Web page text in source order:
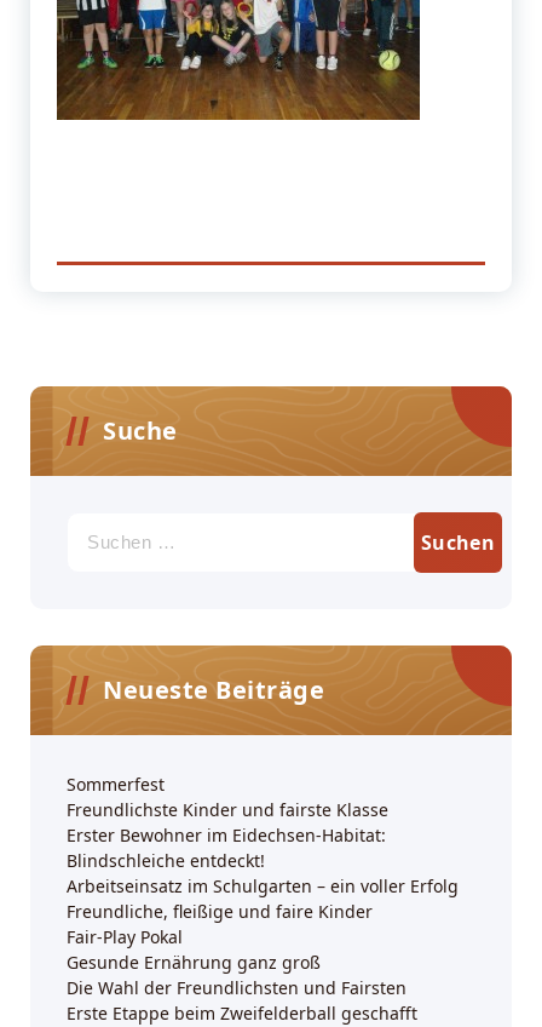
Suche
nach:
Neueste Beiträge
Sommerfest
Freundlichste Kinder und fairste Klasse
Erster Bewohner im Eidechsen-Habitat:
Blindschleiche entdeckt!
Arbeitseinsatz im Schulgarten – ein voller Erfolg
Freundliche, fleißige und faire Kinder
Fair-Play Pokal
Gesunde Ernährung ganz groß
Die Wahl der Freundlichsten und Fairsten
Erste Etappe beim Zweifelderball geschafft